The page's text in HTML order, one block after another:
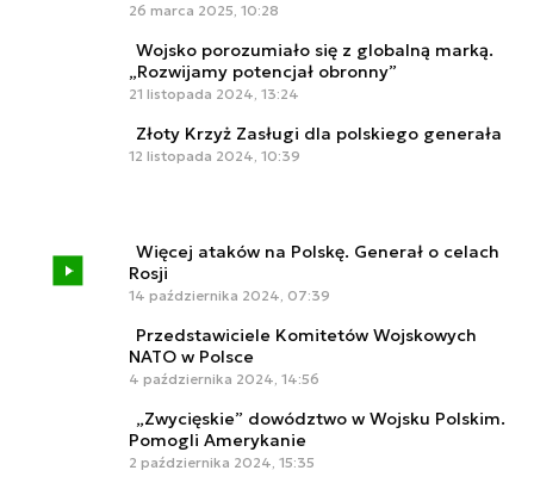
26 marca 2025, 10:28
Wojsko porozumiało się z globalną marką.
„Rozwijamy potencjał obronny”
21 listopada 2024, 13:24
Złoty Krzyż Zasługi dla polskiego generała
12 listopada 2024, 10:39
Więcej ataków na Polskę. Generał o celach
Rosji
14 października 2024, 07:39
Przedstawiciele Komitetów Wojskowych
NATO w Polsce
4 października 2024, 14:56
„Zwycięskie” dowództwo w Wojsku Polskim.
Pomogli Amerykanie
2 października 2024, 15:35